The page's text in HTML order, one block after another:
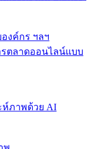
งค์กร ฯลฯ